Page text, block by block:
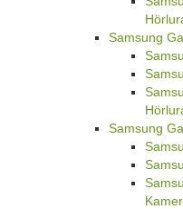
Samsung
Samsung